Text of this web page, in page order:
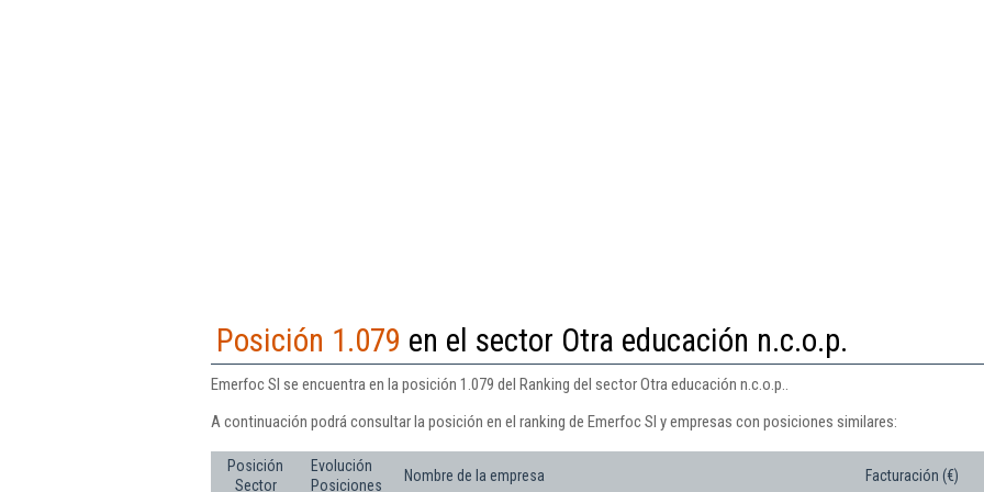
Posición 1.079 en el sector Otra educación n.c.o.p.
Emerfoc Sl se encuentra en la posición 1.079 del Ranking del sector Otra educación n.c.o.p..
A continuación podrá consultar la posición en el ranking de Emerfoc Sl y empresas con posiciones similares:
Posición
Sector
Evolución
Posiciones
Nombre de la empresa Facturación (€)